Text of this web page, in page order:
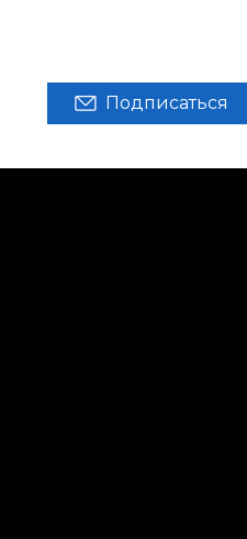
Подписаться